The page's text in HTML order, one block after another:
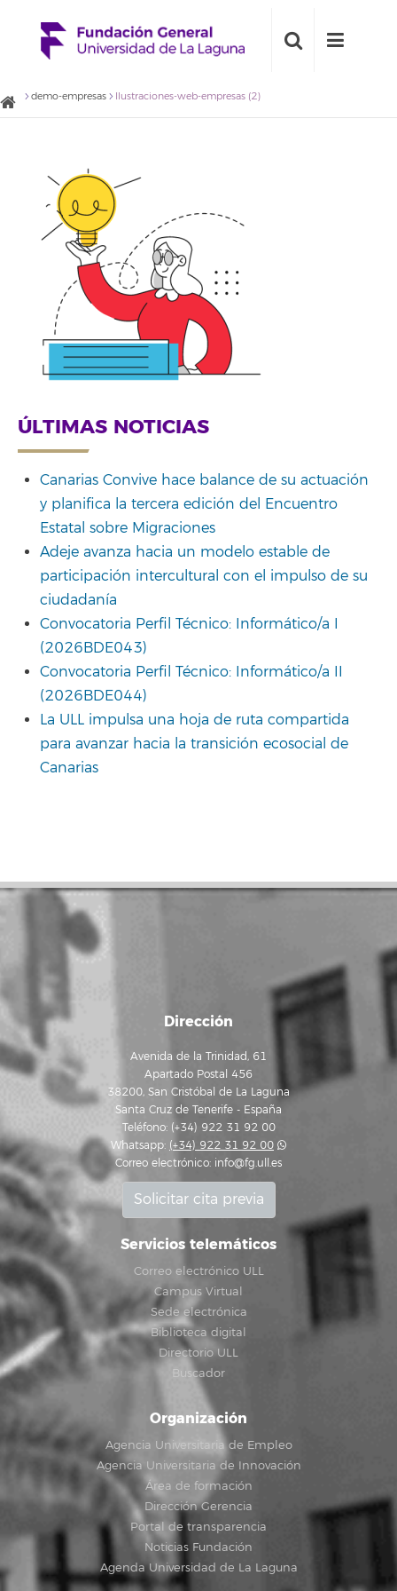
demo-empresas Ilustraciones-web-empresas (2)
ÚLTIMAS NOTICIAS
Canarias Convive hace balance de su actuación
y planifica la tercera edición del Encuentro
Estatal sobre Migraciones
Adeje avanza hacia un modelo estable de
participación intercultural con el impulso de su
ciudadanía
Convocatoria Perfil Técnico: Informático/a I
(2026BDE043)
Convocatoria Perfil Técnico: Informático/a II
(2026BDE044)
La ULL impulsa una hoja de ruta compartida
para avanzar hacia la transición ecosocial de
Canarias
Dirección
Avenida de la Trinidad, 61
Apartado Postal 456
38200, San Cristóbal de La Laguna
Santa Cruz de Tenerife - España
Teléfono: (+34) 922 31 92 00
Whatsapp: (+34) 922 31 92 00
Correo electrónico: info@fg.ull.es
Solicitar cita previa
Servicios telemáticos
Correo electrónico ULL
Campus Virtual
Sede electrónica
Biblioteca digital
Directorio ULL
Buscador
Organización
Agencia Universitaria de Empleo
Agencia Universitaria de Innovación
Área de formación
Dirección Gerencia
Portal de transparencia
Noticias Fundación
Agenda Universidad de La Laguna